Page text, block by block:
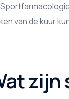
van de kuur
zijn